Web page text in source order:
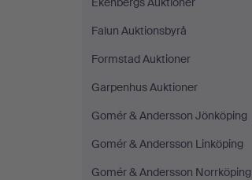
Falun Auktionsbyrå
Formstad Auktioner
Garpenhus Auktioner
Gomér & Andersson Jönköping
Gomér & Andersson Linköping
Gomér & Andersson Norrköping